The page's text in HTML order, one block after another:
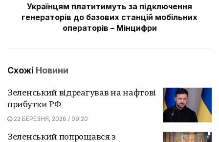
Українцям платитимуть за підключення
генераторів до базових станцій мобільних
операторів – Мінцифри
Схожі Новини
Зеленський відреагував на нафтові
прибутки РФ
22 БЕРЕЗНЯ, 2026 / 09:20
Зеленський попрощався з